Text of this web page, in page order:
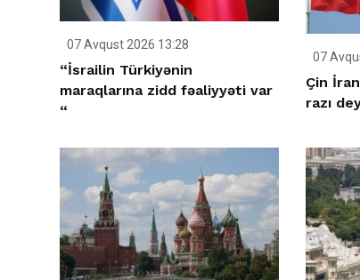
07 Avqust 2026 13:28
“İsrailin Türkiyənin
maraqlarına zidd fəaliyyəti var
“
07
Çin
razı